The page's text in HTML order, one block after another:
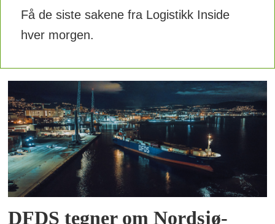
Få de siste sakene fra Logistikk Inside
hver morgen.
DFDS tegner om Nordsjø-